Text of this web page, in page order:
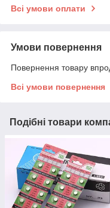
Всі умови оплати
Умови повернення
Повернення товару
Всі умови повернення
Подібні товари